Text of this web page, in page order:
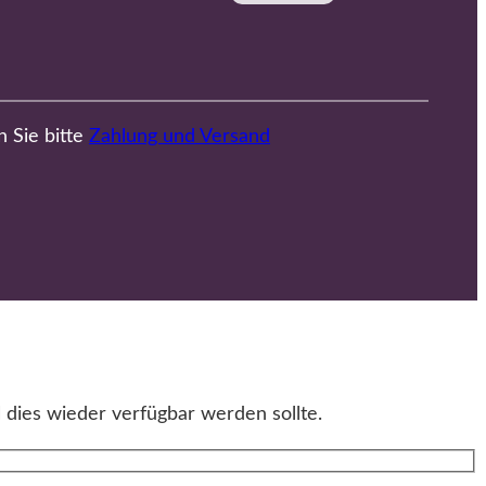
Sie bitte Zahlung und Versand
dies wieder verfügbar werden sollte.